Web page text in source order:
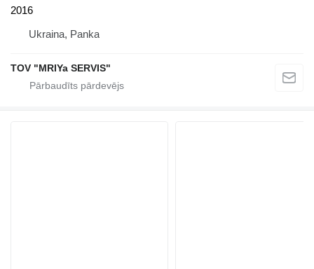
2016
Ukraina, Panka
TOV "MRIYa SERVIS"